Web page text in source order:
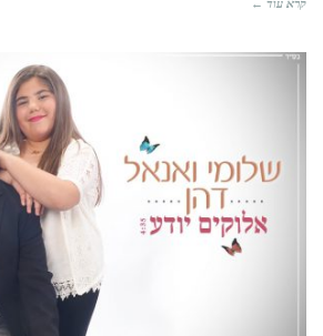
קרא עוד ←